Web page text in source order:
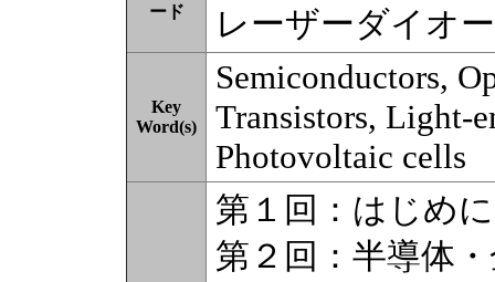
ード
レーザーダイオ
Key
Word(s)
Semiconductors,
Transistors, Light-
Photovoltaic cells
第１回：はじめ
第２回：半導体